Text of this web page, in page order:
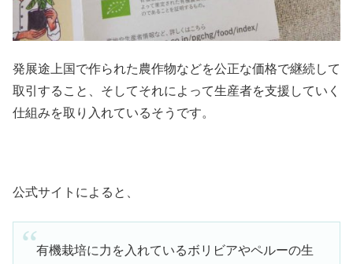
発展途上国で作られた農作物などを公正な価格で継続して
取引すること、そしてそれによって生産者を支援していく
仕組みを取り入れているそうです。
公式サイトによると、
有機栽培に力を入れているボリビアやペルーの生